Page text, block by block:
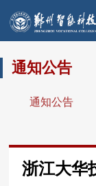
通知公告
通知公告
浙江大华